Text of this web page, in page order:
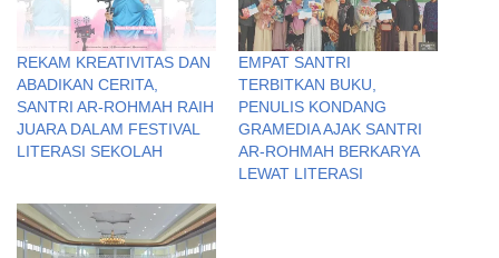
REKAM KREATIVITAS DAN
ABADIKAN CERITA,
SANTRI AR-ROHMAH RAIH
JUARA DALAM FESTIVAL
LITERASI SEKOLAH
EMPAT SANTRI
TERBITKAN BUKU,
PENULIS KONDANG
GRAMEDIA AJAK SANTRI
AR-ROHMAH BERKARYA
LEWAT LITERASI